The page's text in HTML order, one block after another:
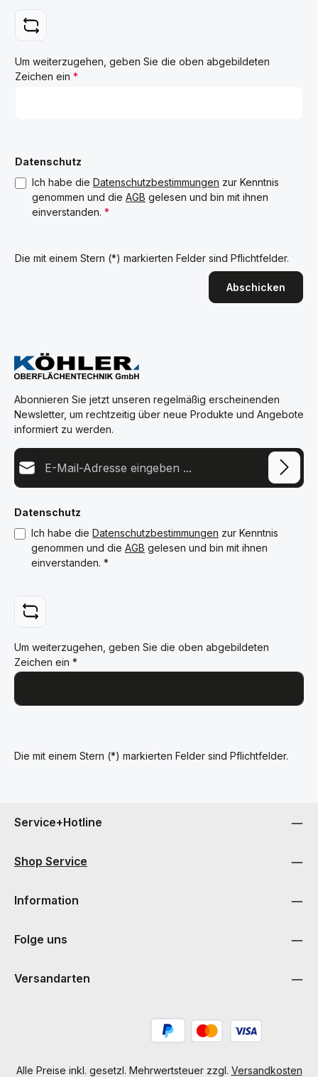
Um weiterzugehen, geben Sie die oben abgebildeten
Zeichen ein *
Datenschutz
Ich habe die Datenschutzbestimmungen zur Kenntnis
genommen und die AGB gelesen und bin mit ihnen
einverstanden. *
Die mit einem Stern (*) markierten Felder sind Pflichtfelder.
Abschicken
Abonnieren Sie jetzt unseren regelmäßig erscheinenden
Newsletter, um rechtzeitig über neue Produkte und Angebote
informiert zu werden.
E-Mail-Adresse*
Datenschutz
Ich habe die Datenschutzbestimmungen zur Kenntnis
genommen und die AGB gelesen und bin mit ihnen
einverstanden. *
Um weiterzugehen, geben Sie die oben abgebildeten
Zeichen ein *
Die mit einem Stern (*) markierten Felder sind Pflichtfelder.
Service+Hotline
Shop Service
Information
Folge uns
Versandarten
Alle Preise inkl. gesetzl. Mehrwertsteuer zzgl. Versandkosten